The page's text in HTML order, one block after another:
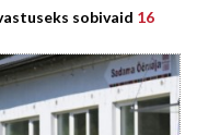
sobivaid 16